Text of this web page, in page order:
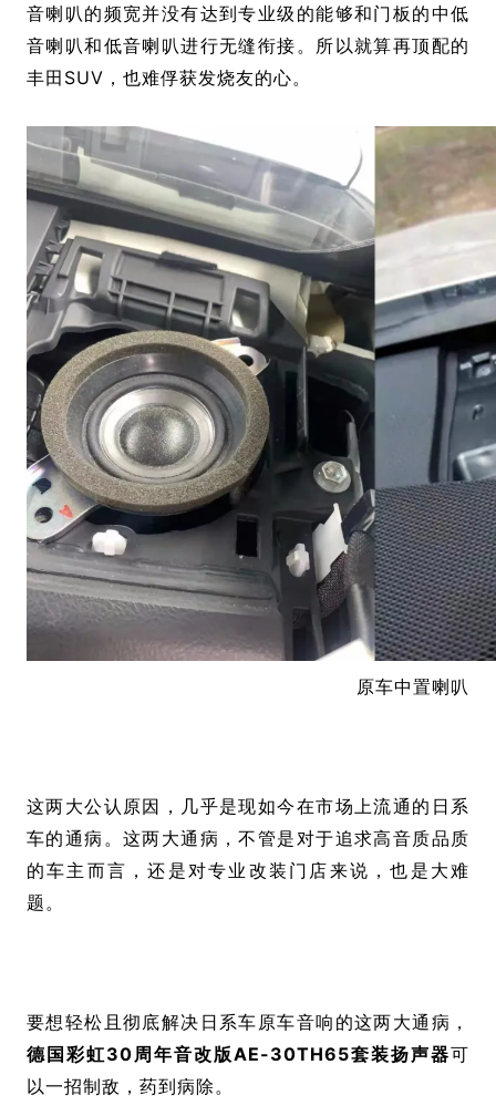
音喇叭的频宽并没有达到专业级的能够和门板的中低
音喇叭和低音喇叭进行无缝衔接。所以就算再顶配的
丰田SUV，也难俘获发烧友的心。
原车中置喇叭
这两大公认原因，几乎是现如今在市场上流通的日系
车的通病。这两大通病，不管是对于追求高音质品质
的车主而言，还是对专业改装门店来说，也是大难
题。
要想轻松且彻底解决日系车原车音响的这两大通病，
德国彩虹30周年音改版AE-30TH65套装扬声器可
以一招制敌，药到病除。